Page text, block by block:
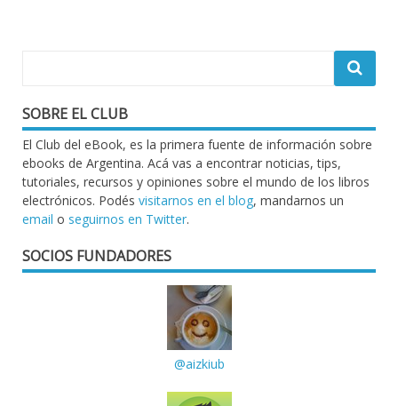
SOBRE EL CLUB
El Club del eBook, es la primera fuente de información sobre
ebooks de Argentina. Acá vas a encontrar noticias, tips,
tutoriales, recursos y opiniones sobre el mundo de los libros
electrónicos. Podés visitarnos en el blog, mandarnos un
email o seguirnos en Twitter.
SOCIOS FUNDADORES
@aizkiub